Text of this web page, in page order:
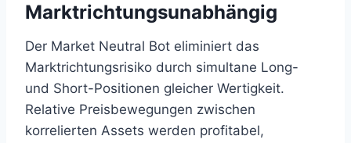
Marktrichtungsunabhängig
Der Market Neutral Bot eliminiert das
Marktrichtungsrisiko durch simultane Long-
und Short-Positionen gleicher Wertigkeit.
Relative Preisbewegungen zwischen
korrelierten Assets werden profitabel,